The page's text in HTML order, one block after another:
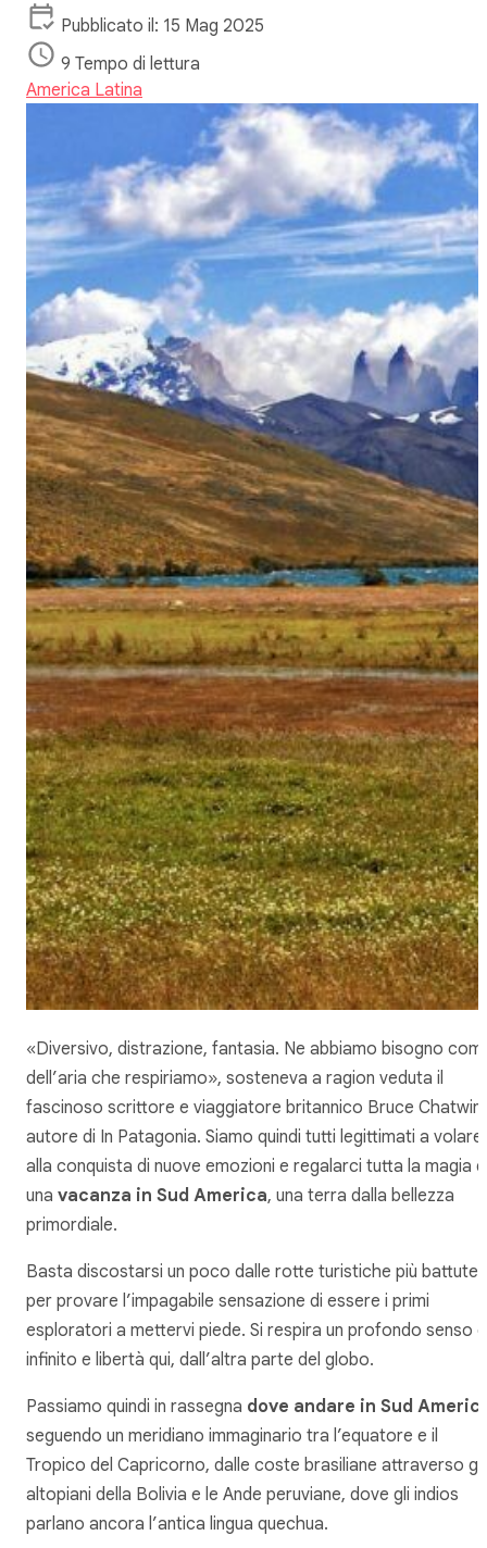
Pubblicato il: 15 Mag 2025
9 Tempo di lettura
America Latina
«Diversivo, distrazione, fantasia. Ne abbiamo bisogno
dell’aria che respiriamo», sosteneva a ragion veduta il
fascinoso scrittore e viaggiatore britannico Bruce Chatwin,
autore di In Patagonia. Siamo quindi tutti legittimati a volare
alla conquista di nuove emozioni e regalarci tutta la magia
una vacanza in Sud America, una terra dalla bellezza
primordiale.
Basta discostarsi un poco dalle rotte turistiche più battute
per provare l’impagabile sensazione di essere i primi
esploratori a mettervi piede. Si respira un profondo senso
infinito e libertà qui, dall’altra parte del globo.
Passiamo quindi in rassegna dove andare in Sud
seguendo un meridiano immaginario tra l’equatore e il
Tropico del Capricorno, dalle coste brasiliane attraverso gli
altopiani della Bolivia e le Ande peruviane, dove gli indios
parlano ancora l’antica lingua quechua.